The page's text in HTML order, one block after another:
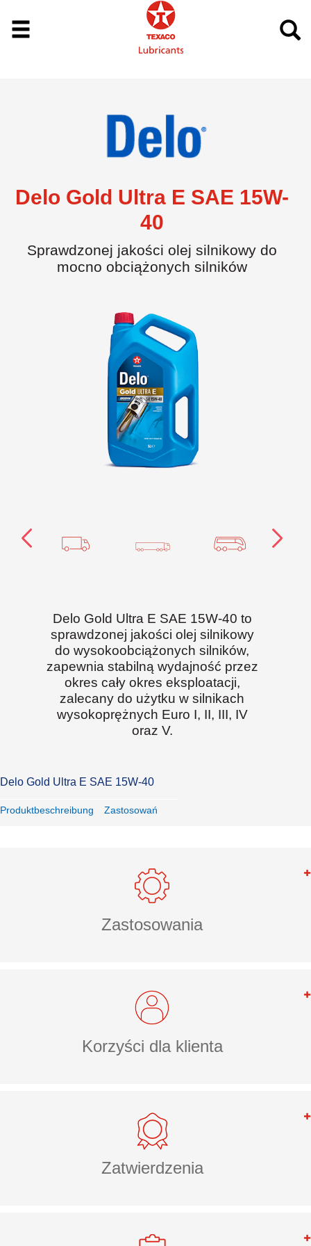
Delo Gold Ultra E SAE 15W-
40
Sprawdzonej jakości olej silnikowy do
mocno obciążonych silników
Delo Gold Ultra E SAE 15W-40 to
sprawdzonej jakości olej silnikowy
do wysokoobciążonych silników,
zapewnia stabilną wydajność przez
okres cały okres eksploatacji,
zalecany do użytku w silnikach
wysokoprężnych Euro I, II, III, IV
oraz V.
Delo Gold Ultra E SAE 15W-40
Produktbeschreibung Zastosowań
Zastosowania
Korzyści dla klienta
Zatwierdzenia